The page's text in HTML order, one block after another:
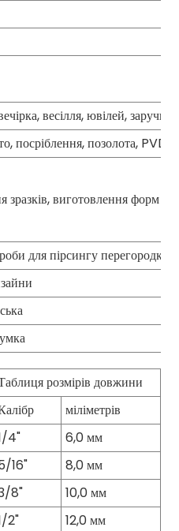
весілля, ювілей,
посріблення, позолота, PVD,
зразків, виготовлення форм
для пірсингу перегородки
розмірів довжини
міліметрів
4"
6,0 мм
16"
8,0 мм
8"
10,0 мм
2" 12,0 мм